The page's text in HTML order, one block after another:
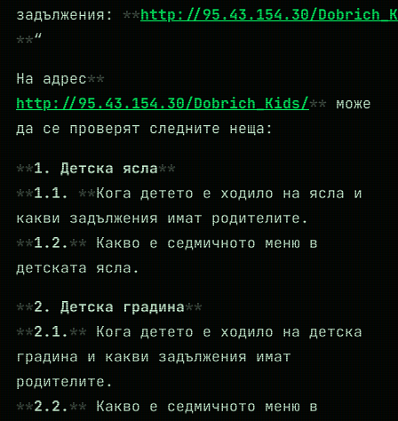
задължения:
http://95.43.154.30/
“
На адрес
http://95.43.154.30/Dobrich_Kids/
може
да се проверят следните неща:
1. Детска ясла
1.1.
Кога детето е ходило на ясла и
какви задължения имат родителите.
1.2.
Какво е седмичното меню в
детската ясла.
2. Детска градина
2.1.
Кога детето е ходило на детска
градина и какви задължения имат
родителите.
2.2.
Какво е седмичното меню в